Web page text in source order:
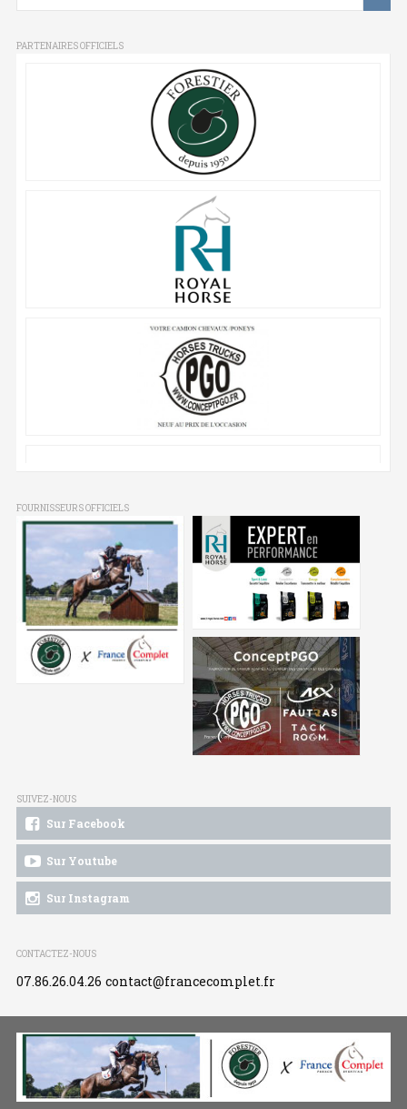
PARTENAIRES OFFICIELS
FOURNISSEURS OFFICIELS
SUIVEZ-NOUS
Sur Facebook
Sur Youtube
Sur Instagram
CONTACTEZ-NOUS
07.86.26.04.26 contact@francecomplet.fr